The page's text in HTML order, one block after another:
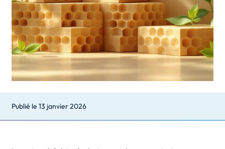
Publié le 13 janvier 2026